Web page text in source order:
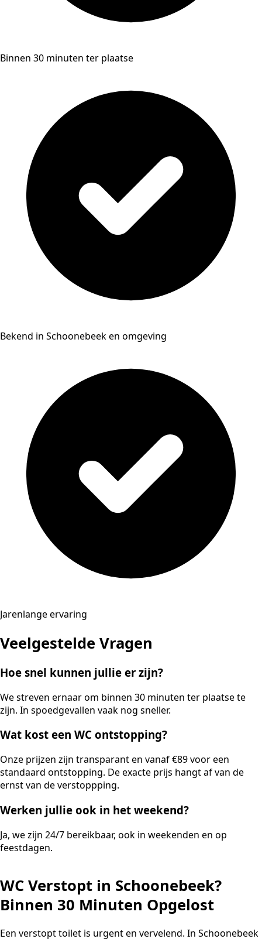
Binnen 30 minuten ter plaatse
Bekend in Schoonebeek en omgeving
Jarenlange ervaring
Veelgestelde Vragen
Hoe snel kunnen jullie er zijn?
We streven ernaar om binnen 30 minuten ter plaatse te
zijn. In spoedgevallen vaak nog sneller.
Wat kost een WC ontstopping?
Onze prijzen zijn transparant en vanaf €89 voor een
standaard ontstopping. De exacte prijs hangt af van de
ernst van de verstoppping.
Werken jullie ook in het weekend?
Ja, we zijn 24/7 bereikbaar, ook in weekenden en op
feestdagen.
WC Verstopt in Schoonebeek?
Binnen 30 Minuten Opgelost
Een verstopt toilet is urgent en vervelend. In Schoonebeek